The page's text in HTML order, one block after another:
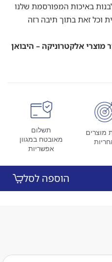
המפורסמת שלנו
תיבה רזה
– היבואן
תשלום
מאובטח במגוון
הוספה לסל